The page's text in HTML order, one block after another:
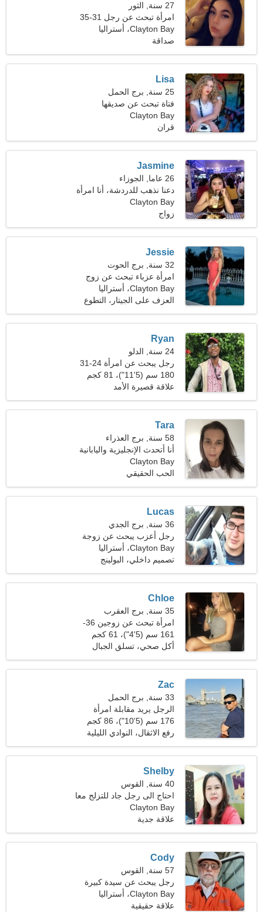
27 سنة, الثور
امرأة تبحث عن رجل 31-35
Clayton Bay، أستراليا
صداقة
Lisa
25 سنة, برج الحمل
فتاة تبحث عن صديقها
Clayton Bay
قران
Jasmine
26 عاما, الجوزاء
دعنا نذهب للدردشة، أنا امرأة
مبهرة
Clayton Bay
زواج
Jessie
32 سنة, برج الحوت
امرأة عزباء تبحث عن زوج
Clayton Bay، أستراليا
العزف على الجيتار، التطوع
Ryan
24 سنة, الدلو
رجل يبحث عن امرأة 24-31
180 سم (5'11")، 81 كجم
(178 رطلا)
علاقة قصيرة الأمد
Tara
58 سنة, برج العذراء
أنا أتحدث الإنجليزية واليابانية
Clayton Bay
الحب الحقيقي
Lucas
36 سنة, برج الجدي
رجل أعزب يبحث عن زوجة
25-31
Clayton Bay، أستراليا
تصميم داخلي، البولينج
Chloe
35 سنة, برج العقرب
امرأة تبحث عن زوجين 36-
42
161 سم (5'4")، 61 كجم
(134 رطلا)
أكل صحي، تسلق الجبال
Zac
33 سنة, برج الحمل
الرجل يريد مقابلة امرأة
176 سم (5'10")، 86 كجم
(189 رطلا)رفع الاثقال، النوادي الليلية
Shelby
40 سنة, القوس
احتاج الى رجل جاد للتزلج معا
Clayton Bay
علاقة جدية
Cody
57 سنة, القوس
رجل يبحث عن سيدة كبيرة
49-52
Clayton Bay، أستراليا
علاقة حقيقية